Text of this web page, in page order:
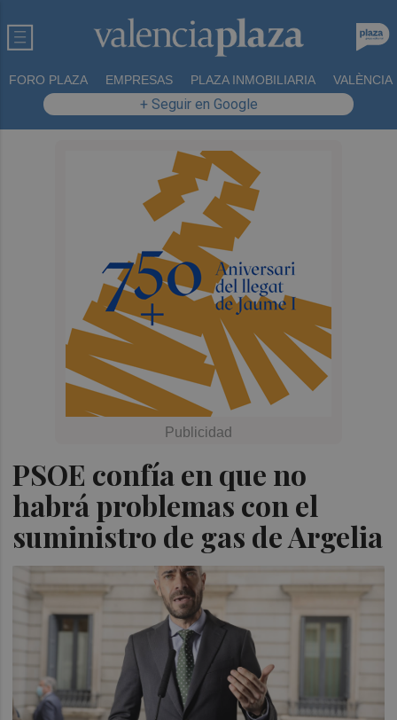
FORO PLAZA EMPRESAS PLAZA INMOBILIARIA VALÈNCIA
+ Seguir en Google
PSOE confía en que no
habrá problemas con el
suministro de gas de Argelia